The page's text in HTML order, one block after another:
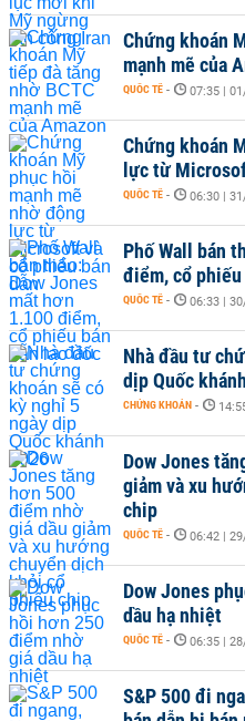
Chứng khoán
mạnh mẽ của
QUỐC TẾ - 07:35 |
Chứng khoán
lực từ
QUỐC TẾ - 06:30 |
Phố Wall bán
điểm, cổ
QUỐC TẾ - 06:33 |
Nhà đầu tư
dịp Quốc
CHỨNG KHOÁN -
Dow Jones
giảm và xu
chip
QUỐC TẾ - 06:42 |
Dow Jones
dầu hạ nhiệt
QUỐC TẾ - 06:35 |
S&P 500 đi